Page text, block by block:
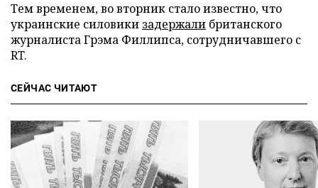
Тем временем, во вторник стало известно, что
украинские силовики задержали британского
журналиста Грэма Филлипса, сотрудничавшего с
RT.
СЕЙЧАС ЧИТАЮТ